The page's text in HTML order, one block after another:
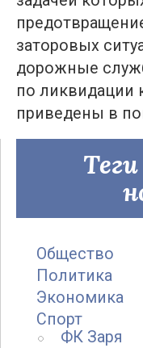
заторовых
дорожные
по ликвидации
приведены в
Общество
Политика
Экономика
Спорт
ФК Заря